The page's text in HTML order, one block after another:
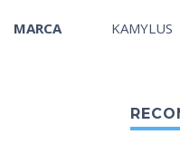
MARCA KAMYLUS